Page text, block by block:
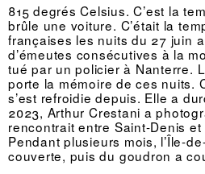
815 degrés Celsius. C’est la
brûle une voiture. C’était la
françaises les nuits du 27 juin
d’émeutes consécutives à la
tué par un policier à Nanterre.
porte la mémoire de ces nuits.
s’est refroidie depuis. Elle a
2023, Arthur Crestani a
rencontrait entre Saint-Denis et
Pendant plusieurs mois, l’Île-
couverte, puis du goudron a